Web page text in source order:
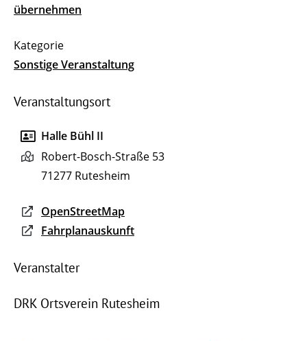
übernehmen
Sonstige Veranstaltung
Veranstaltungsort
Halle Bühl II
Robert-Bosch-Straße 53
71277 Rutesheim
OpenStreetMap
Fahrplanauskunft
Veranstalter
DRK Ortsverein Rutesheim